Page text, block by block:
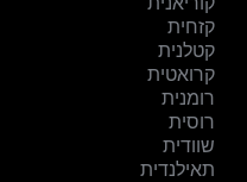
קזחית
קטלנית
קרואטית
רומנית
רוסית
שוודית
תאילנדית